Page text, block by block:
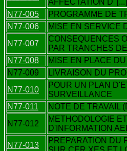
N77-005
PROGRAMME DE
N77-006
MISE EN SERVICE
N77-007
CONSEQUENCES
PAR TRANCHES
N77-008
MISE EN PLACE
N77-009
LIVRAISON DU
N77-010
POUR UN PLAN
SURVEILLANCE
N77-011
NOTE DE TRAVAIL
N77-012
METHODOLOGIE
D'INFORMATION
N77-013
PREPARATION DU